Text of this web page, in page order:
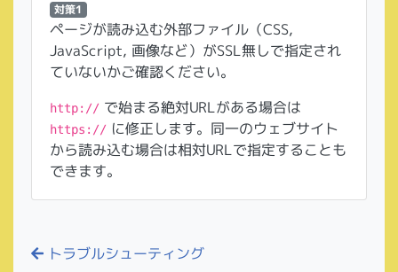
対策1
ページが読み込む外部ファイル（CSS,
JavaScript, 画像など）がSSL無しで指定され
ていないかご確認ください。
http:// で始まる絶対URLがある場合は
https:// に修正します。同一のウェブサイト
から読み込む場合は相対URLで指定することも
できます。
トラブルシューティング